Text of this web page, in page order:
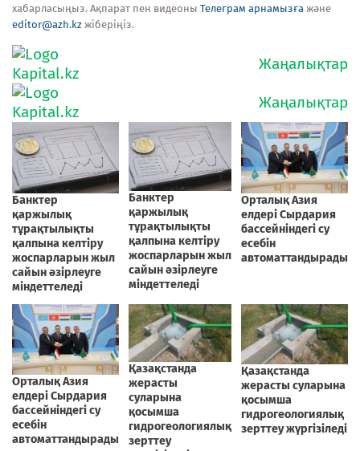
хабарласыңыз. Ақпарат пен видеоны Телеграм арнамызға және
editor@azh.kz жіберіңіз.